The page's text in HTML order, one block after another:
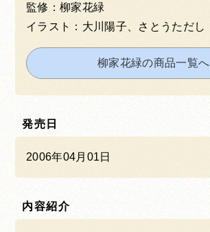
監修：柳家花緑
イラスト：大川陽子、さとうただし
柳家花緑の商品一覧へ
発売日
2006年04月01日
内容紹介